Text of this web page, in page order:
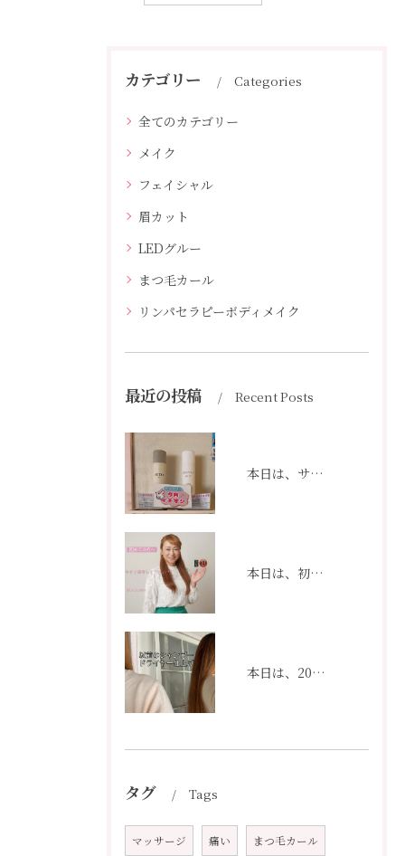
カテゴリー Categories
全てのカテゴリー
メイク
フェイシャル
眉カット
LEDグルー
まつ毛カール
リンパセラピーボディメイク
最近の投稿 Recent Posts
本日は、サロンの一角に「今月イチオシ」コーナーを作りました👆
本日は、初めての方へ。
本日は、20代の頃のあなたの髪と、今のあなたの髪。
タグ Tags
マッサージ 痛い まつ毛カール